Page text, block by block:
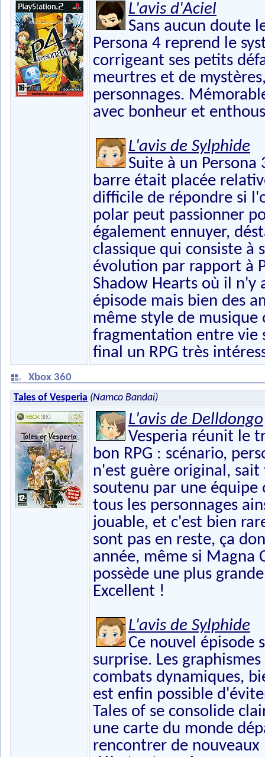
L'avis d'Aciel
Sans aucun doute
Persona 4 reprend le
corrigeant ses petits
meurtres et de
personnages.
avec bonheur et
L'avis de Sylphide
Suite à un
barre était placée
difficile de répondre si
polar peut passionner
également ennuyer,
classique qui consiste à
évolution par rapport à
Shadow Hearts où il n'y
épisode mais bien des
même style de
fragmentation entre vie
final un RPG très
Xbox 360
Tales of Vesperia (Namco Bandai)
L'avis de Delldongo
Vesperia réunit le
bon RPG : scénario,
n'est guère original,
soutenu par une
tous les personnages
jouable, et c'est bien
sont pas en reste, ça
année, même si Magna
possède une plus
Excellent !
L'avis de Sylphide
Ce nouvel épisode
surprise. Les
combats dynamiques,
est enfin possible
Tales of se consolide
une carte du monde
rencontrer de nouveaux